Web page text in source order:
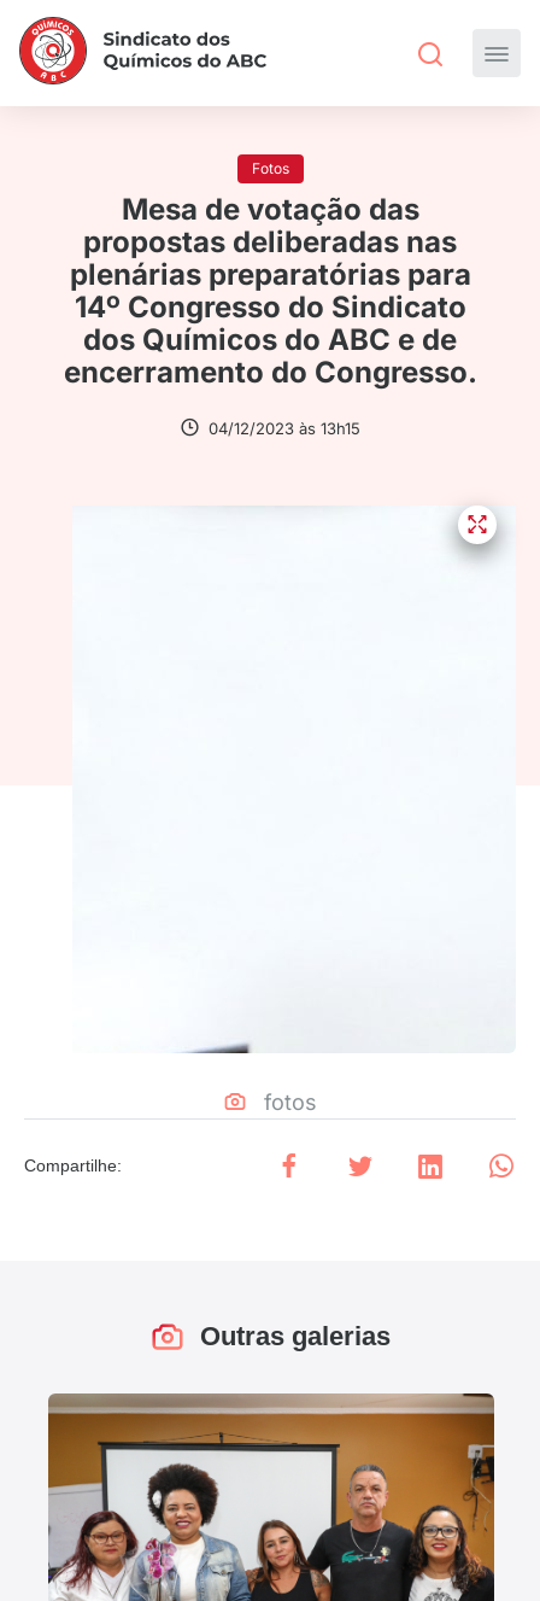
Fotos
Mesa de votação das
propostas deliberadas nas
plenárias preparatórias para
14º Congresso do Sindicato
dos Químicos do ABC e de
encerramento do Congresso.
04/12/2023 às 13h15
fotos
Compartilhe:
Outras galerias